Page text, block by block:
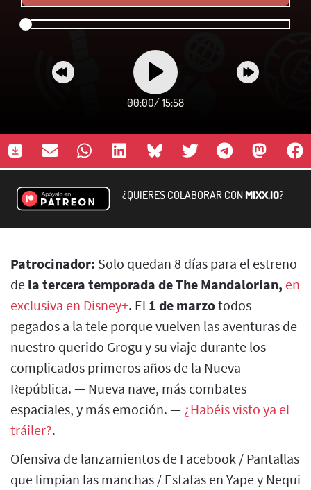
00:00/ 15:58
¿QUIERES COLABORAR CONMIXX.IO?
Patrocinador: Solo quedan 8 días para el estreno
de la tercera temporada de The Mandalorian, en
exclusiva en Disney+. El 1 de marzotodos
pegados a la tele porque vuelven las aventuras de
nuestro querido Grogu y su viaje durante los
complicados primeros años de la Nueva
República. — Nueva nave, más combates
espaciales, y más emoción. — ¿Habéis visto ya el
tráiler?.
Ofensiva de lanzamientos de Facebook / Pantallas
que limpian las manchas / Estafas en Yape y Nequi